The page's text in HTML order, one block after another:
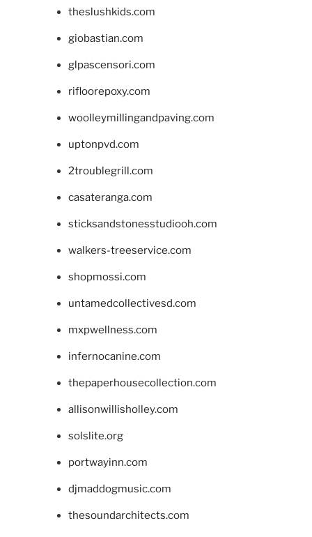
theslushkids.com
giobastian.com
glpascensori.com
rifloorepoxy.com
woolleymillingandpaving.com
uptonpvd.com
2troublegrill.com
casateranga.com
sticksandstonesstudiooh.com
walkers-treeservice.com
shopmossi.com
untamedcollectivesd.com
mxpwellness.com
infernocanine.com
thepaperhousecollection.com
allisonwillisholley.com
solslite.org
portwayinn.com
djmaddogmusic.com
thesoundarchitects.com